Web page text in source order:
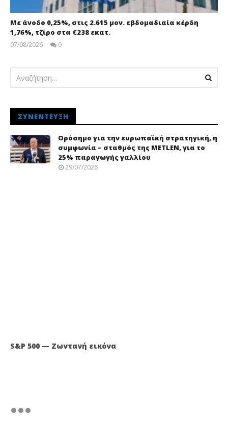
Με άνοδο 0,25%, στις 2.615 μον. εβδομαδιαία κέρδη
1,76%, τζίρο στα €238 εκατ.
07/08/2026
0
ΣΥΝΈΝΤΕΥΞΗ
Ορόσημο για την ευρωπαϊκή στρατηγική, η
συμφωνία – σταθμός της METLEN, για το
25% παραγωγής γαλλίου
29/07/2026
S&P 500 — Ζωντανή εικόνα